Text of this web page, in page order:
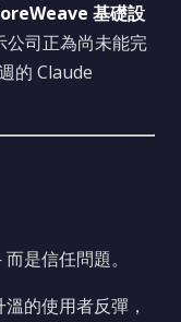
基礎設
司正為尚未能完
的 Claude
是信任問題。
的使用者反彈，